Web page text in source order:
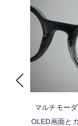
マルチモー
OLED画面と